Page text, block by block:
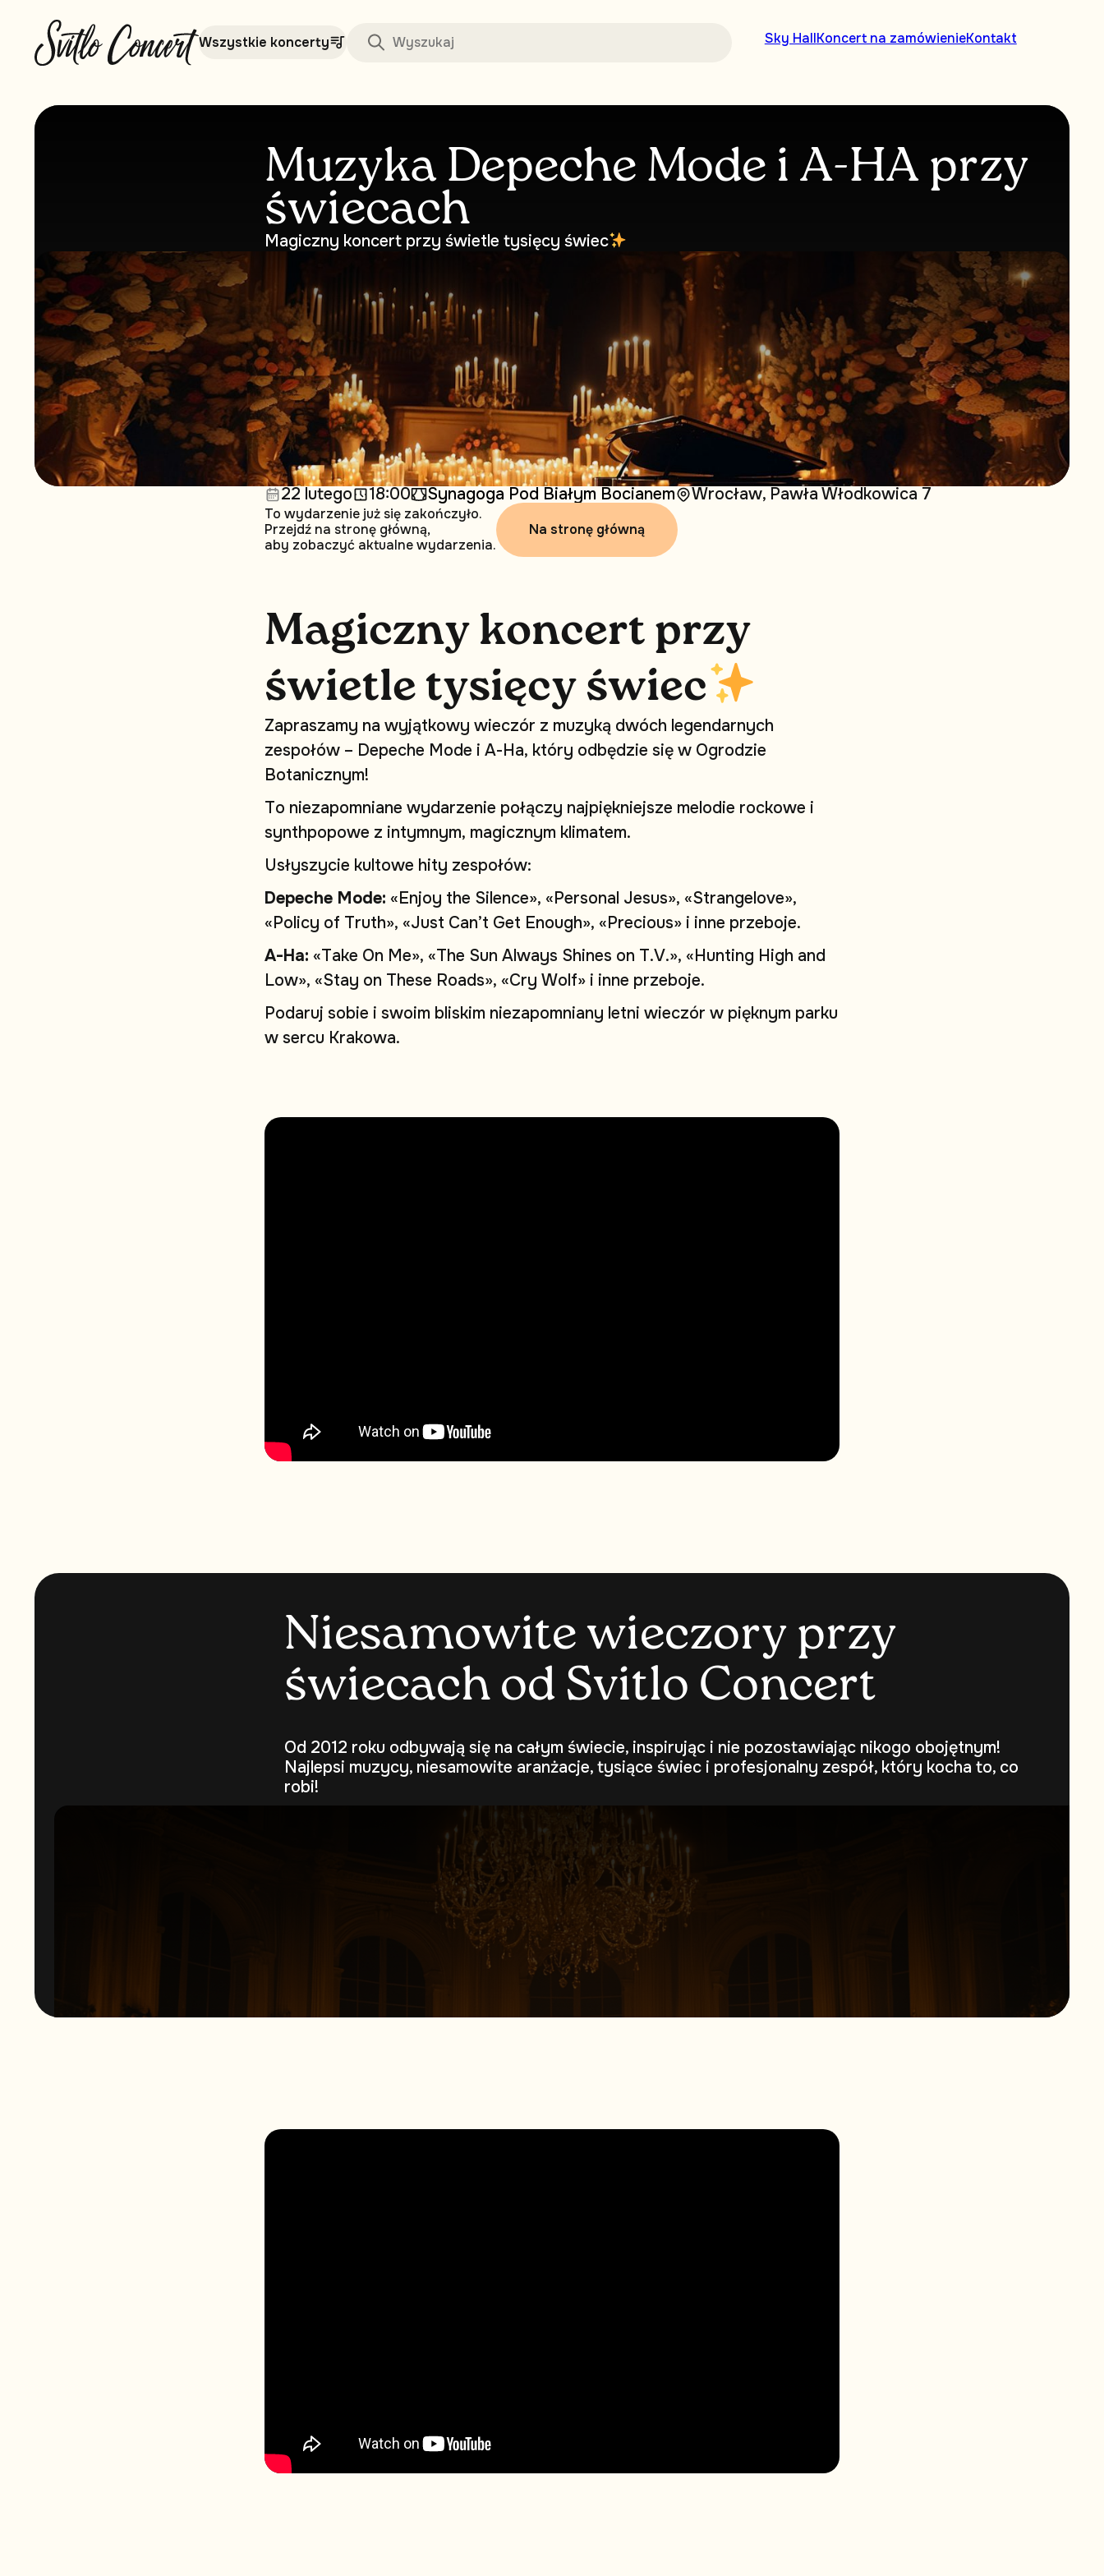
Wszystkie koncerty Sky HallKoncert na zamówienieKontakt
Muzyka Depeche Mode і A-HA przy
świecach
Magiczny koncert przy świetle tysięcy świec
22 lutego 18:00 Synagoga Pod Białym Bocianem Wrocław, Pawła Włodkowica 7
To wydarzenie już się zakończyło.
Przejdź na stronę główną,
aby zobaczyć aktualne wydarzenia.
Na stronę główną
Magiczny koncert przy
świetle tysięcy świec
Zapraszamy na wyjątkowy wieczór z muzyką dwóch legendarnych
zespołów – Depeche Mode i A-Ha, który odbędzie się w Ogrodzie
Botanicznym!
To niezapomniane wydarzenie połączy najpiękniejsze melodie rockowe i
synthpopowe z intymnym, magicznym klimatem.
Usłyszycie kultowe hity zespołów:
Depeche Mode: «Enjoy the Silence», «Personal Jesus», «Strangelove»,
«Policy of Truth», «Just Can’t Get Enough», «Precious» i inne przeboje.
A-Ha: «Take On Me», «The Sun Always Shines on T.V.», «Hunting High and
Low», «Stay on These Roads», «Cry Wolf» i inne przeboje.
Podaruj sobie i swoim bliskim niezapomniany letni wieczór w pięknym parku
w sercu Krakowa.
Niesamowite wieczory przy
świecach od Svitlo Concert
Od 2012 roku odbywają się na całym świecie, inspirując i nie pozostawiając nikogo obojętnym!
Najlepsi muzycy, niesamowite aranżacje, tysiące świec i profesjonalny zespół, który kocha to, co
robi!